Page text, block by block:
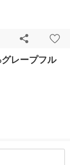
レープフル